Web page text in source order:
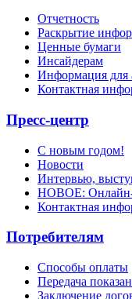
Отчетность
Раскрытие
Ценные бумаги
Инсайдерам
Информация для
Контактная
Пресс-центр
С новым годом!
Новости
Интервью,
НОВОЕ: Онлайн-
Контактная
Потребителям
Способы оплаты
Передача
Заключение